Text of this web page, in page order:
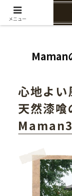
愛知県みよし市の工
心地よい
天然漆
メニュー